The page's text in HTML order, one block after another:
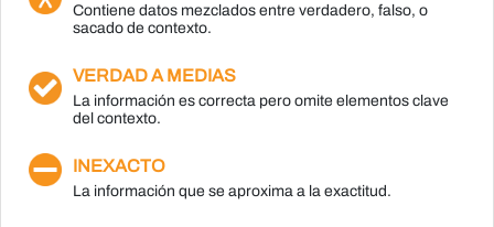
Contiene datos mezclados entre verdadero, falso, o
sacado de contexto.
VERDAD A MEDIAS
La información es correcta pero omite elementos clave
del contexto.
INEXACTO
La información que se aproxima a la exactitud.